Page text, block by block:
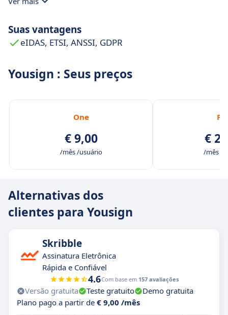
Suas vantagens
eIDAS, ETSI, ANSSI, GDPR
Yousign : Seus preços
One
€ 9,00
/mês /usuário
€
/mês /
Alternativas dos
clientes para Yousign
Skribble
Assinatura Eletrônica
Rápida e Confiável
4.6Com base em 157 avaliações
Versão gratuita Teste gratuito
Demo gratuita
Plano pago a partir de € 9,00 /mês